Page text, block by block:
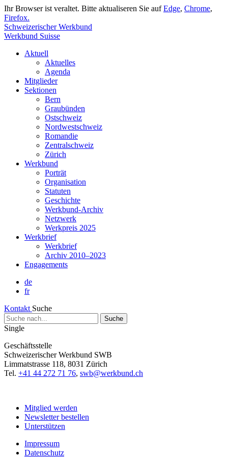
Ihr Browser ist veraltet. Bitte aktualiseren Sie aufEdge, Chrome,
Firefox.
Schweizerischer Werkbund
Werkbund Suisse
Aktuell
Aktuelles
Agenda
Mitglieder
Sektionen
Bern
Graubünden
Ostschweiz
Nordwestschweiz
Romandie
Zentralschweiz
Zürich
Werkbund
Porträt
Organisation
Statuten
Geschichte
Werkbund-Archiv
Netzwerk
Werkpreis 2025
Werkbrief
Werkbrief
Archiv 2010–2023
Engagements
de
fr
Kontakt Suche
Suche
nach...
Single
Geschäftsstelle
Schweizerischer Werkbund SWB
Limmatstrasse 118, 8031 Zürich
Tel. +41 44 272 71 76, swb@werkbund.ch
Mitglied werden
Newsletter bestellen
Unterstützen
Impressum
Datenschutz